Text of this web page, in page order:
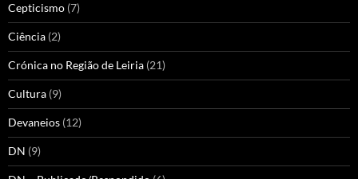
Cepticismo (7)
Ciência (2)
Crónica no Região de Leiria (21)
Cultura (9)
Devaneios (12)
DN (9)